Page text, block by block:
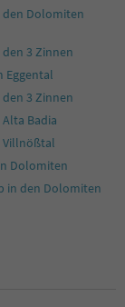
Dolomiten
3 Zinnen
Eggental
3 Zinnen
Badia
Villnößtal
Dolomiten
in den Dolomiten